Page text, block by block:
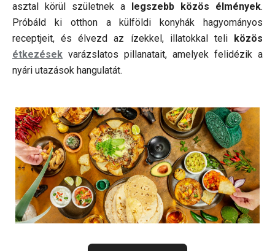
asztal körül születnek a
legszebb közös élmények.
Próbáld ki otthon a külföldi konyhák hagyományos
receptjeit, és élvezd az ízekkel, illatokkal teli
közös
étkezések varázslatos pillanatait, amelyek felidézik a
nyári utazások hangulatát.